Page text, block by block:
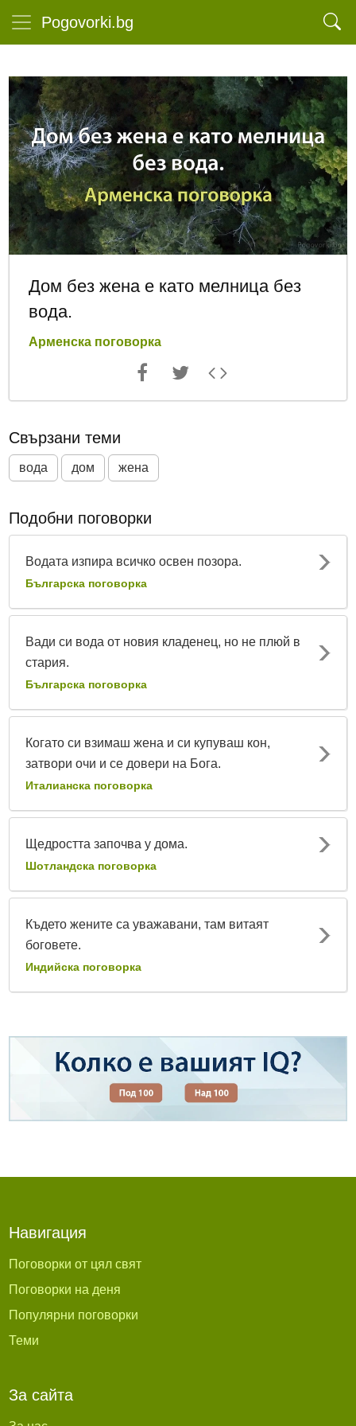
Pogovorki.bg
Дом без жена е като мелница без
вода.
Арменска поговорка
Свързани теми
вода дом жена
Подобни поговорки
Водата изпира всичко освен позора.
Българска поговорка
Вади си вода от новия кладенец, но не плюй в
стария.
Българска поговорка
Когато си взимаш жена и си купуваш кон,
затвори очи и се довери на Бога.
Италианска поговорка
Щедростта започва у дома.
Шотландска поговорка
Където жените са уважавани, там витаят
боговете.
Индийска поговорка
Навигация
Поговорки от цял свят
Поговорки на деня
Популярни поговорки
Теми
За сайта